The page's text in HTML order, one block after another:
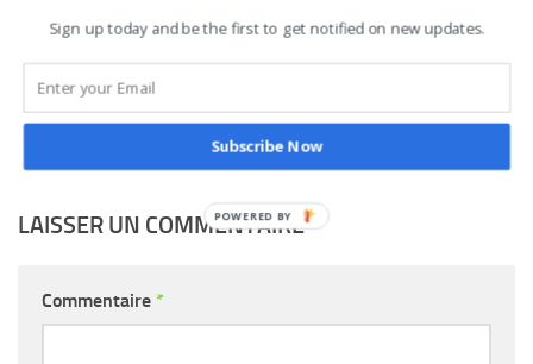
constitutionnelle pour
5 NOVEMBRE 2025
Camerounaise Ines D lève
9 AOÛT 2025
LAISSER UN COMMENTAIRE
Commentaire *
Sign up today and be the first to get notified on new updates.
Subscribe Now